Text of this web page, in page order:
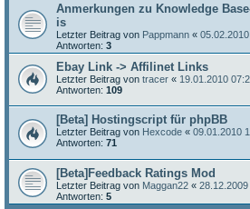
Anmerkungen zu Knowledge
is
Letzter Beitrag von Pappmann «
Antworten: 3
Ebay Link -> Affilinet Links
Letzter Beitrag von tracer « 19.01.2010
Antworten: 109
[Beta] Hostingscript für phpBB
Letzter Beitrag von Hexcode « 09.01.2010
Antworten: 71
[Beta]Feedback Ratings Mod
Letzter Beitrag von Maggan22 «
Antworten: 5